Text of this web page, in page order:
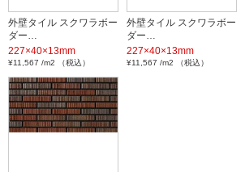
外壁タイル スクワラボー
ダー…
227×40×13mm
¥11,567 /m2 （税込）
外壁タイル スクワラボー
ダー…
227×40×13mm
¥11,567 /m2 （税込）